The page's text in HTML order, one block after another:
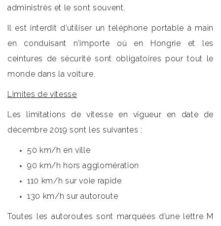
administrés et le sont souvent.
Il est interdit d’utiliser un téléphone portable à main
en conduisant n’importe où en Hongrie et les
ceintures de sécurité sont obligatoires pour tout le
monde dans la voiture.
Limites de vitesse
Les limitations de vitesse en vigueur en date de
décembre 2019 sont les suivantes :
50 km/h en ville
90 km/h hors agglomération
110 km/h sur voie rapide
130 km/h sur autoroute
Toutes les autoroutes sont marquées d’une lettre M